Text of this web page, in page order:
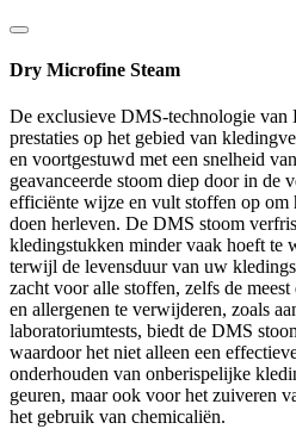
Dry Microfine Steam
De exclusieve DMS-technologie van
prestaties op het gebied van
en voortgestuwd met een snelheid
geavanceerde stoom diep door in de
efficiënte wijze en vult stoffen op
doen herleven. De DMS stoom
kledingstukken minder vaak hoeft te
terwijl de levensduur van uw
zacht voor alle stoffen, zelfs de
en allergenen te verwijderen, zoals
laboratoriumtests, biedt de DMS
waardoor het niet alleen een
onderhouden van onberispelijke
geuren, maar ook voor het zuiveren
het gebruik van chemicaliën.